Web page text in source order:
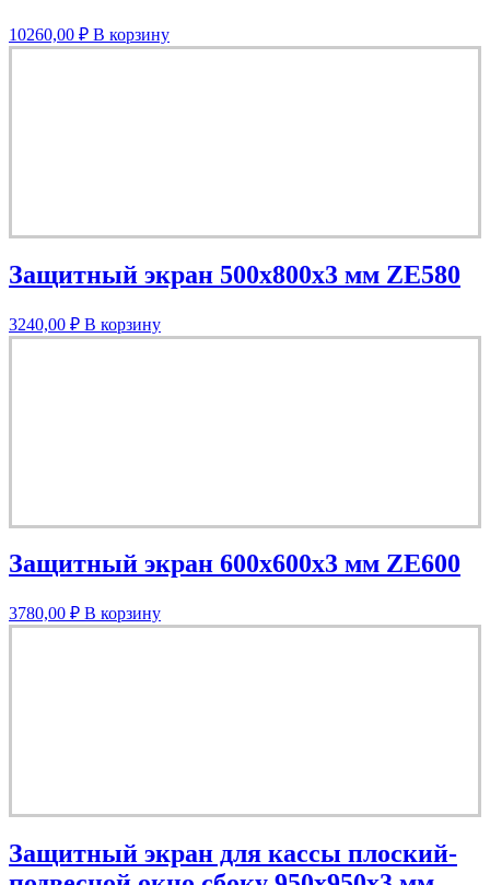
10260,00 ₽ В корзину
Защитный экран 500х800х3 мм ZE580
3240,00 ₽ В корзину
Защитный экран 600х600х3 мм ZE600
3780,00 ₽ В корзину
Защитный экран для кассы плоский-